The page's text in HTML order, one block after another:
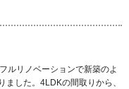
ルリノベーションで新築のよ
ました。4LDKの間取りから、